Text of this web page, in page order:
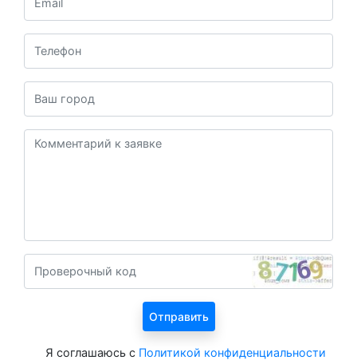
Я соглашаюсь с Политикой конфиденциальности